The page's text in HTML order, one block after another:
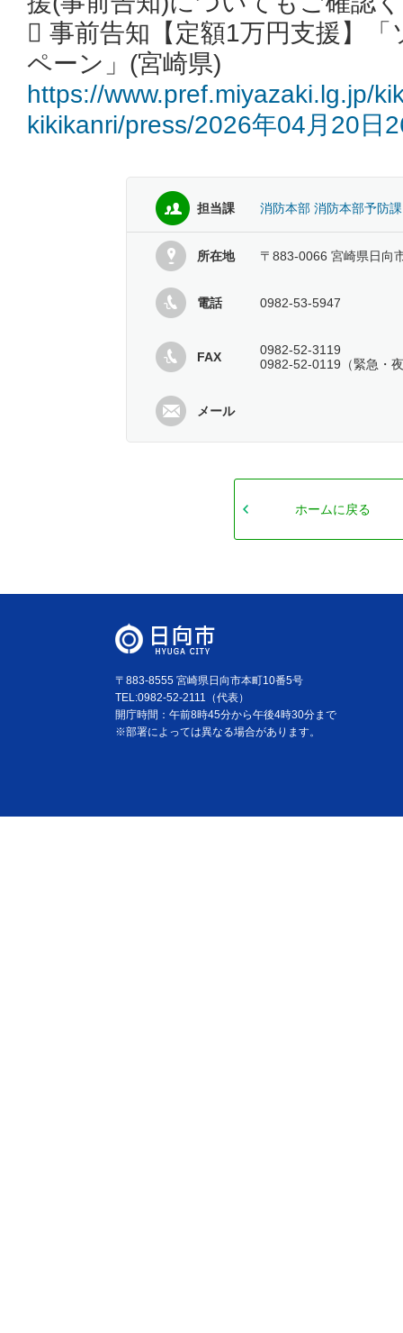
 事前告知【定額1万円支援】
ペーン」(宮崎県)
https://www.pref.miyazaki.lg.jp/
kikikanri/press/2026年04月20日
担当課 消防本部 消防本部予防課
所在地 〒883-0066 宮崎県日向
電話 0982-53-5947
FAX
0982-52-3119
0982-52-0119（緊急・
メール
ホームに戻る
〒883-8555 宮崎県日向市本町10番5号
TEL:0982-52-2111（代表）
開庁時間：午前8時45分から午後4時30分まで
※部署によっては異なる場合があります。